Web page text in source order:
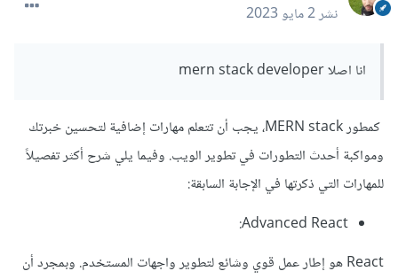
نشر2 مايو 2023
انا اصلا mern stack developer
كمطور MERN stack، يجب أن تتعلم مهارات إضافية لتحسين خبرتك
ومواكبة أحدث التطورات في تطوير الويب. وفيما يلي شرح أكثر تفصيلاً
للمهارات التي ذكرتها في الإجابة السابقة:
Advanced React:
React هو إطار عمل قوي وشائع لتطوير واجهات المستخدم. وبمجرد أن